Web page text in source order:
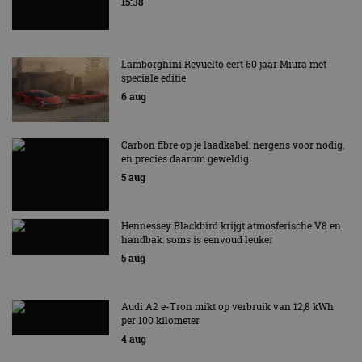
Lamborghini Revuelto eert 60 jaar Miura met
speciale editie
6 aug
Carbon fibre op je laadkabel: nergens voor nodig,
en precies daarom geweldig
5 aug
Hennessey Blackbird krijgt atmosferische V8 en
handbak: soms is eenvoud leuker
5 aug
Audi A2 e-Tron mikt op verbruik van 12,8 kWh
per 100 kilometer
4 aug
gebruikersaanmelding en accountbeheer. De
strikt noodzakelijke cookies.
Naam
Domein
Vervaldatum
cf_clearance
website
autorai.nl
dagen
gebruikt
Google Privacy Policy